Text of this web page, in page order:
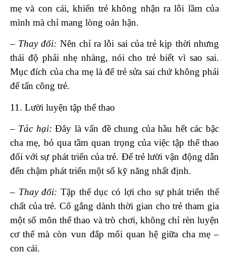
mẹ và con cái, khiến trẻ không nhận ra lỗi lầm của
mình mà chỉ mang lòng oán hận.
– Thay đổi: Nên chỉ ra lỗi sai của trẻ kịp thời nhưng
thái độ phải nhẹ nhàng, nói cho trẻ biết vì sao sai.
Mục đích của cha mẹ là để trẻ sửa sai chứ không phải
để tấn công trẻ.
11. Lười luyện tập thể thao
– Tác hại: Đây là vấn đề chung của hầu hết các bậc
cha mẹ, bỏ qua tầm quan trọng của việc tập thể thao
đối với sự phát triển của trẻ. Để trẻ lười vận động dẫn
đến chậm phát triển một số kỹ năng nhất định.
– Thay đổi: Tập thể dục có lợi cho sự phát triển thể
chất của trẻ. Cố gắng dành thời gian cho trẻ tham gia
một số môn thể thao và trò chơi, không chỉ rèn luyện
cơ thể mà còn vun đắp mối quan hệ giữa cha mẹ –
con cái.